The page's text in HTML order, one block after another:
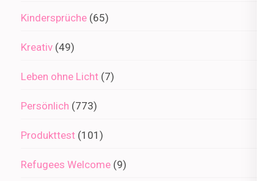
Kindersprüche (65)
Kreativ (49)
Leben ohne Licht (7)
Persönlich (773)
Produkttest (101)
Refugees Welcome (9)